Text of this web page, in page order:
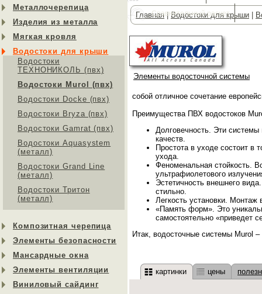
Металлочерепица
Изделия из металла
Мягкая кровля
Водостоки для крыши
Водостоки
ТЕХНОНИКОЛЬ (пвх)
Водостоки Murol (пвх)
Водостоки Docke (пвх)
Водостоки Bryza (пвх)
Водостоки Gamrat (пвх)
Водостоки Aquasystem
(металл)
Водостоки Grand Line
(металл)
Водостоки Тритон
(металл)
Композитная черепица
Элементы безопасности
Мансардные окна
Элементы вентиляции
Виниловый сайдинг
Главная|Водостоки для крыши
Элементы водосточной системы
собой отличное сочетание
Преимущества ПВХ водостоков
Долговечность. Эти
качеств.
Простота в уходе состоит в
ухода.
Феноменальная стойкость.
ультрафиолетового
Эстетичность внешнего
стильно.
Легкость установки. Монтаж
«Память форм». Это
самостоятельно «приведет
Итак, водосточные системы Murol
картинки цены
Сравнительный расчет